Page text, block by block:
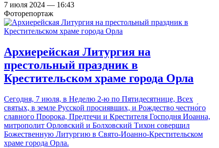
7 июля 2024 — 16:43
Фоторепортаж
Архиерейская Литургия на
престольный праздник в
Крестительском храме города Орла
Сегодня, 7 июля, в Неделю 2-ю по Пятидесятнице, Всех
святых, в земле Русской просиявших, и Рождество честно́го
славного Пророка, Предтечи и Крестителя Господня Иоанна,
митрополит Орловский и Болховский Тихон совершил
Божественную Литургию в Свято-Иоанно-Крестительском
храме города Орла.